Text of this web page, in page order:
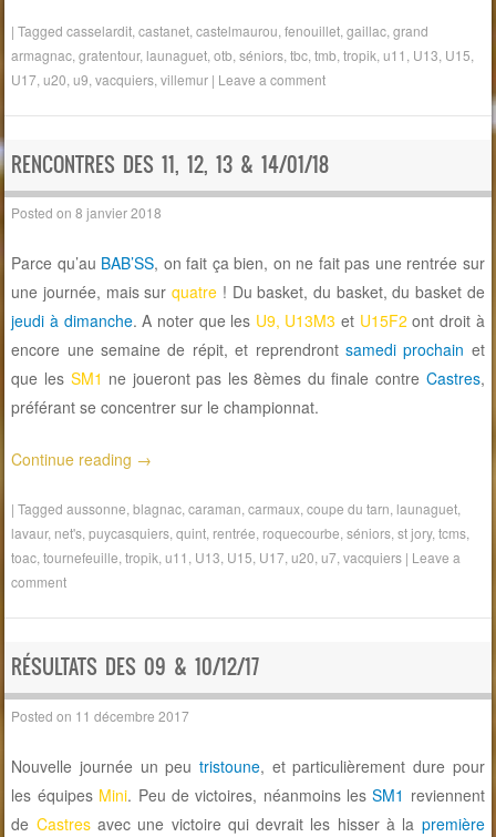
|Taggedcasselardit ,castanet ,castelmaurou ,fenouillet ,gaillac ,grand
armagnac ,gratentour, launaguet ,otb ,séniors ,tbc ,tmb ,tropik ,u11 U13 U15
U17 ,u20 ,u9 ,vacquiers ,villemur | Leave a comment
RENCONTRES DES 11, 12, 13 & 14/01/18
Posted on8 janvier 2018
Parce qu’au BAB’SS, on fait ça bien, on ne fait pas une rentrée sur
une journée, mais surquatre ! Du basket, du basket, du basket de
jeudi à dimanche. A noter que les U9, U13M3 et U15F2 ont droit à
encore une semaine de répit, et reprendront samedi prochain et
que les SM1 ne joueront pas les 8èmes du finale contre Castres,
préférant se concentrer sur le championnat.
Continue reading →
|Taggedaussonne,blagnac,caraman,carmaux,coupe du tarn, launaguet,
lavaur, net's,puycasquiers,quint, rentrée, roquecourbe,séniors,st jory,tcms,
toac,tournefeuille,tropik,u11 , U13, U15, U17,u20,u7,vacquiers | Leave a
comment
RÉSULTATS DES 09 & 10/12/17
Posted on 11 décembre 2017
Nouvelle journée un peu tristoune, et particulièrement dure pour
les équipes Mini. Peu de victoires, néanmoins lesSM1 reviennent
de Castresavec une victoire qui devrait les hisser à la première